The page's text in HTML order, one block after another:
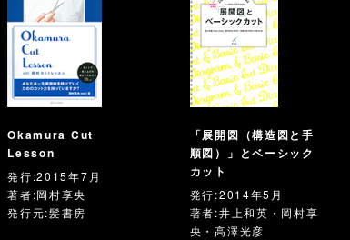
Okamura Cut
Lesson
発行:2015年7月
著者:岡村享央
発行元:髪書房
「展開図（構造図と手
順図）」とベーシック
カット
発行:2014年5月
著者:井上和英・岡村享
央・高澤光彦